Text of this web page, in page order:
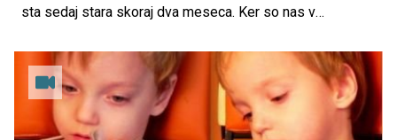
sta sedaj stara skoraj dva meseca. Ker so nas v
nedonošenčke pravilen handling, bi vas ...